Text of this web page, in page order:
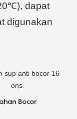
dapat
digunakan
Bocor